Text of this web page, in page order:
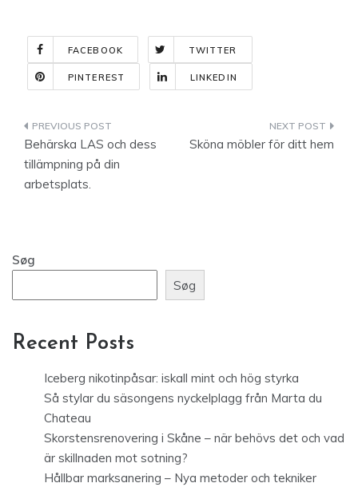
FACEBOOK TWITTER
PINTEREST LINKEDIN
Indlægsnavigation
Behärska LAS och dess
tillämpning på din
arbetsplats.
Sköna möbler för ditt hem
Søg
Søg
Recent Posts
Iceberg nikotinpåsar: iskall mint och hög styrka
Så stylar du säsongens nyckelplagg från Marta du
Chateau
Skorstensrenovering i Skåne – när behövs det och vad
är skillnaden mot sotning?
Hållbar marksanering – Nya metoder och tekniker